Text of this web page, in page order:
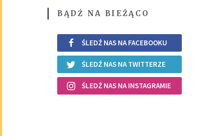
BĄDŹ NA BIEŻĄCO
ŚLEDŹ NAS NA FACEBOOKU
ŚLEDŹ NAS NA TWITTERZE
ŚLEDŹ NAS NA INSTAGRAMIE